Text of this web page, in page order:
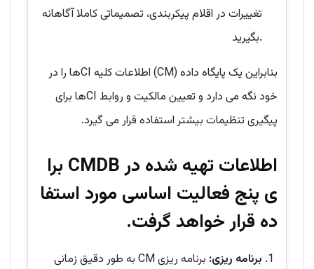
تغییرات در اقلام پیکربندی، تصمیماتی کاملا آگاهانه
بگیرید.
بنابراین یک پایگاه داده (CM) اطلاعات کلیه CIها را در
خود نگه می دارد و تعیین مالکیت و روابط CIها برای
پیگیری تنظیمات بیشتر استفاده قرار می گیرد.
اطلاعات تهیه شده در CMDB برا
ی پنج فعالیت اساسی مورد استفا
ده قرار خواهد گرفت.
برنامه ریزی:
برنامه ریزی CM به طور دقیق زمانی